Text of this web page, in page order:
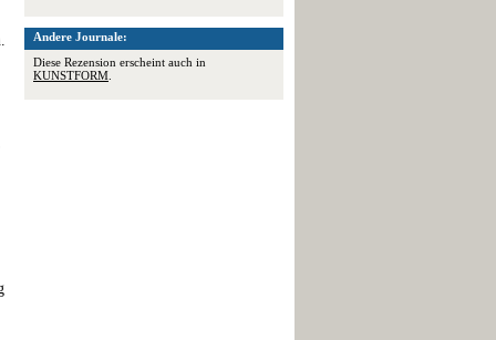
Andere Journale:
Diese Rezension erscheint auch in
KUNSTFORM